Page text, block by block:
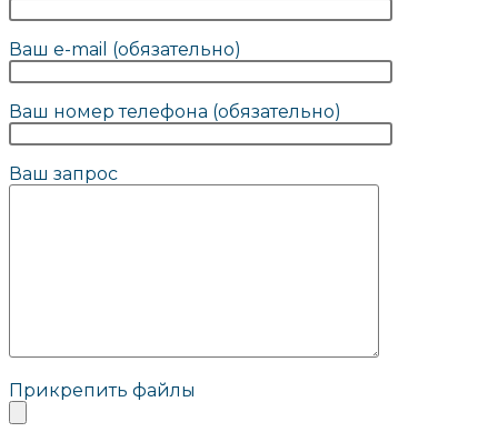
Ваш e-mail (обязательно)
Ваш номер телефона (обязательно)
Ваш запрос
Прикрепить файлы